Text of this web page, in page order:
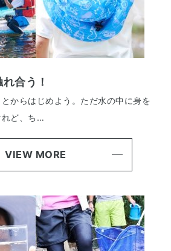
合う！
からはじめよう。ただ水の中に身を
れど、ち…
VIEW MORE